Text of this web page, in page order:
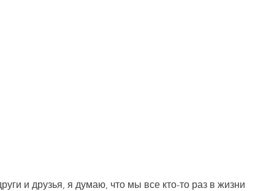
и друзья, я думаю, что мы все кто-то раз в жизни